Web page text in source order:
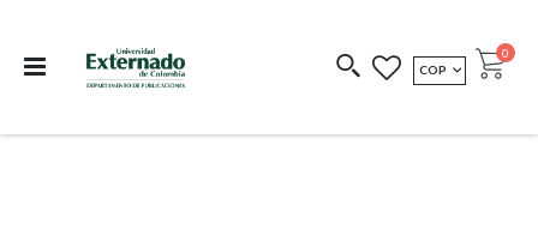
COEDICIONES REDIMIR CÓDIGO
MONEDA
COP Cart
0